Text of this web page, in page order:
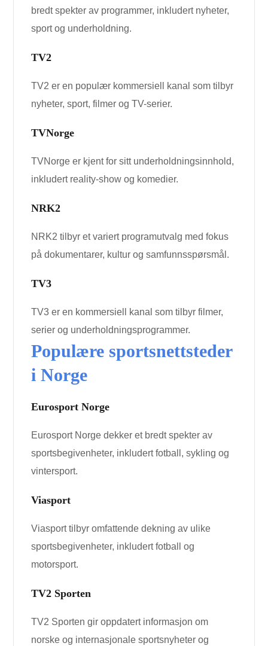
bredt spekter av programmer, inkludert nyheter,
sport og underholdning.
TV2
TV2 er en populær kommersiell kanal som tilbyr
nyheter, sport, filmer og TV-serier.
TVNorge
TVNorge er kjent for sitt underholdningsinnhold,
inkludert reality-show og komedier.
NRK2
NRK2 tilbyr et variert programutvalg med fokus
på dokumentarer, kultur og samfunnsspørsmål.
TV3
TV3 er en kommersiell kanal som tilbyr filmer,
serier og underholdningsprogrammer.
Populære sportsnettsteder
i Norge
Eurosport Norge
Eurosport Norge dekker et bredt spekter av
sportsbegivenheter, inkludert fotball, sykling og
vintersport.
Viasport
Viasport tilbyr omfattende dekning av ulike
sportsbegivenheter, inkludert fotball og
motorsport.
TV2 Sporten
TV2 Sporten gir oppdatert informasjon om
norske og internasjonale sportsnyheter og